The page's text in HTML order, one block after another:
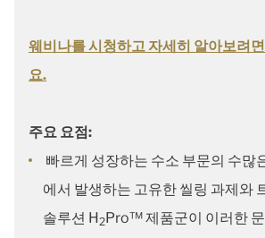
웨비나를 시청하고 자세히 알아보려
요.
주요 요점:
빠르게 성장하는 수소 부문의 수많
에서 발생하는 고유한 씰링 과제와
솔루션 H2Pro™ 제품군이 이러한